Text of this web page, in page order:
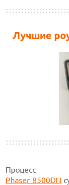
Лучшие
Phaser 8500DN